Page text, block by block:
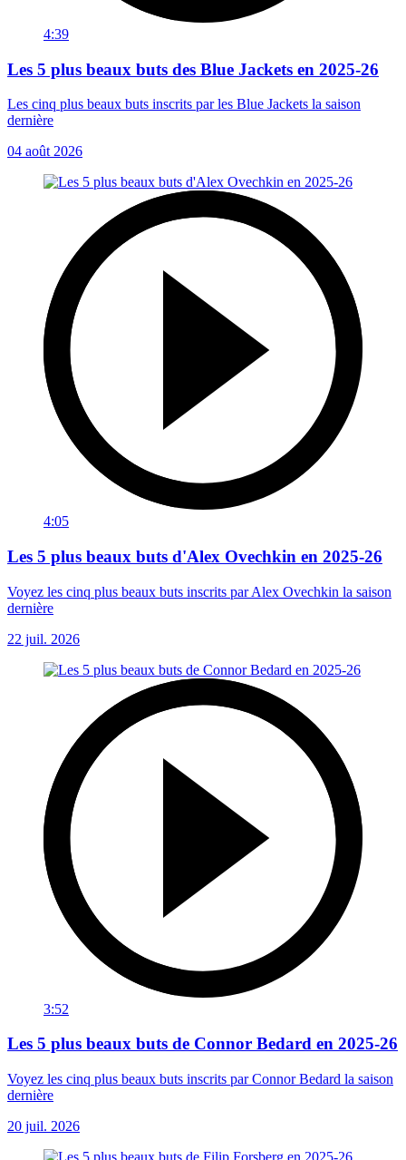
4:39
Les 5 plus beaux buts des Blue Jackets en 2025-26
Les cinq plus beaux buts inscrits par les Blue Jackets la saison
dernière
04 août 2026
4:05
Les 5 plus beaux buts d'Alex Ovechkin en 2025-26
Voyez les cinq plus beaux buts inscrits par Alex Ovechkin la saison
dernière
22 juil. 2026
3:52
Les 5 plus beaux buts de Connor Bedard en 2025-26
Voyez les cinq plus beaux buts inscrits par Connor Bedard la saison
dernière
20 juil. 2026